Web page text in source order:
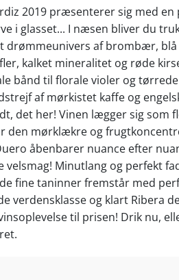
2019 præsenterer sig med
i glasset... I næsen bliver du
drømmeunivers af brombær,
kalket mineralitet og røde
bånd til florale violer og
af mørkistet kaffe og
det her! Vinen lægger sig som
den mørklækre og
åbenbarer nuance efter
velsmag! Minutlang og perfekt
fine taninner fremstår med
verdensklasse og klart Ribera
til prisen! Drik nu,